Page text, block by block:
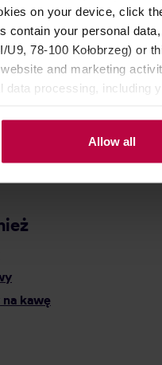
on your device, click
contain your personal
78-100 Kołobrzeg) or
and marketing
processing, including
Allow all
kawę